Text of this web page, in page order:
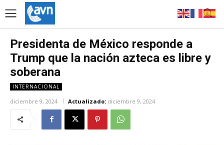
Presidenta de México responde a
Trump que la nación azteca es libre y
soberana
INTERNACIONAL
diciembre 9, 2024 Actualizado: diciembre 9, 2024